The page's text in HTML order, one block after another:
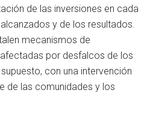
de las inversiones en cada
y de los resultados.
mecanismos de
por desfalcos de los
con una intervención
de las comunidades y los